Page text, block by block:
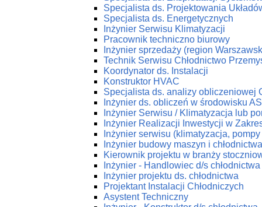
Specjalista ds. Projektowania
Specjalista ds. Energetycznych
Inżynier Serwisu Klimatyzacji
Pracownik techniczno biurowy
Inżynier sprzedaży (region
Technik Serwisu Chłodnictwo
Koordynator ds. Instalacji
Konstruktor HVAC
Specjalista ds. analizy obliczeniowej
Inżynier ds. obliczeń w środowisku
Inżynier Serwisu / Klimatyzacja lub
Inżynier Realizacji Inwestycji w
Inżynier serwisu (klimatyzacja, pompy
Inżynier budowy maszyn i chłodnictwa
Kierownik projektu w branży
Inżynier - Handlowiec d/s chłodnictwa
Inżynier projektu ds. chłodnictwa
Projektant Instalacji Chłodniczych
Asystent Techniczny